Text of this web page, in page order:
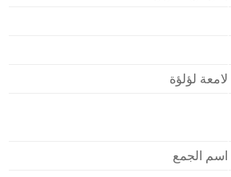
لامعة لؤلؤة
اسم الجمع